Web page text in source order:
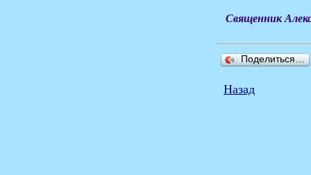
Священник
Поделиться…
Назад